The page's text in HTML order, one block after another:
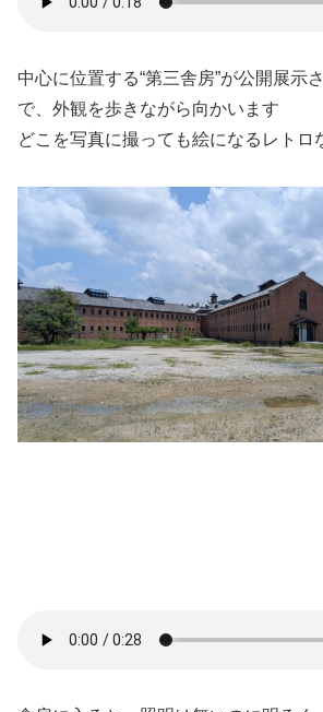
中心に位置する“第三舎房”が公開展示
で、外観を歩きながら向かいます
どこを写真に撮っても絵になるレトロ